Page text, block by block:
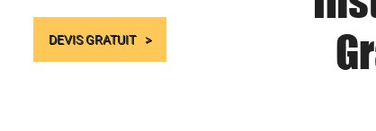
DEVIS GRATUIT